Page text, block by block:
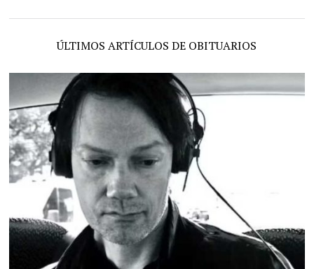
ÚLTIMOS ARTÍCULOS DE OBITUARIOS